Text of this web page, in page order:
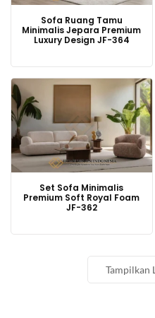
Sofa Ruang Tamu
Minimalis Jepara Premium
Luxury Design JF-364
Set Sofa Minimalis
Premium Soft Royal Foam
JF-362
Tampilkan